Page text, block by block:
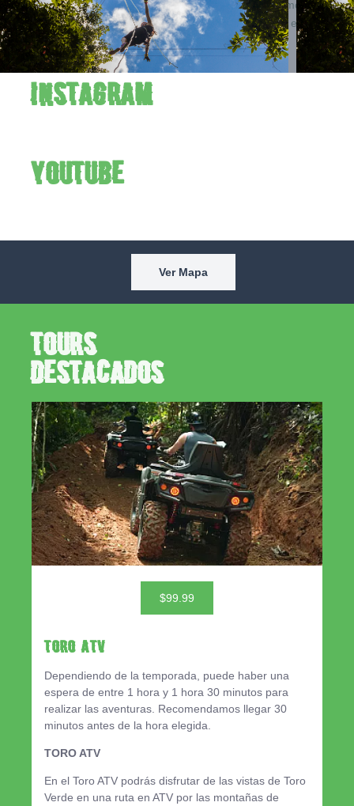
ziplines, montando ATV y viviendo Toro Verde al máximo.
Síguenos en Instagram y YouTube para ver el parque en
acción cada semana.
Instagram
YouTube
Ver Mapa
Tours
Destacados
$99.99
TORO ATV
Dependiendo de la temporada, puede haber una
espera de entre 1 hora y 1 hora 30 minutos para
realizar las aventuras. Recomendamos llegar 30
minutos antes de la hora elegida.
TORO ATV
En el Toro ATV podrás disfrutar de las vistas de Toro
Verde en una ruta en ATV por las montañas de